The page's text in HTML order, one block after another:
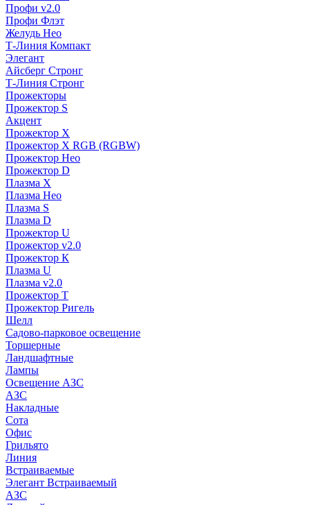
Профи v2.0
Профи Флэт
Желудь Нео
Т-Линия Компакт
Элегант
Айсберг Стронг
Т-Линия Стронг
Прожекторы
Прожектор S
Акцент
Прожектор X
Прожектор Х RGB (RGBW)
Прожектор Нео
Прожектор D
Плазма X
Плазма Нео
Плазма S
Плазма D
Прожектор U
Прожектор v2.0
Прожектор К
Плазма U
Плазма v2.0
Прожектор Т
Прожектор Ригель
Шелл
Садово-парковое освещение
Торшерные
Ландшафтные
Лампы
Освещение АЗС
АЗС
Накладные
Сота
Офис
Грильято
Линия
Встраиваемые
Элегант Встраиваемый
АЗС